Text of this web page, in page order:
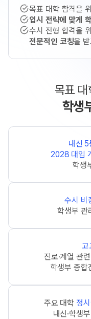
목표 대학 합격을
입시 전략에 맞게
수시 전형 합격을
전문적인 코칭을
목표
학생
내신 5
2028 대입
학생
수시 비
학생부 관
고
진로·계열 관
학생부 종합
주요 대학 정
내신·학생